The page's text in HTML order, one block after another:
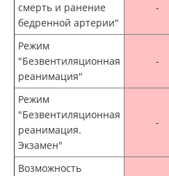
смерть и ранение
бедренной артерии"
-
Режим
"Безвентиляционная
реанимация"
-
Режим
"Безвентиляционная
реанимация.
Экзамен"
-
Возможность